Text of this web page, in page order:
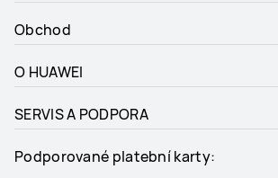
Obchod
O HUAWEI
SERVIS A PODPORA
Podporované platební karty: